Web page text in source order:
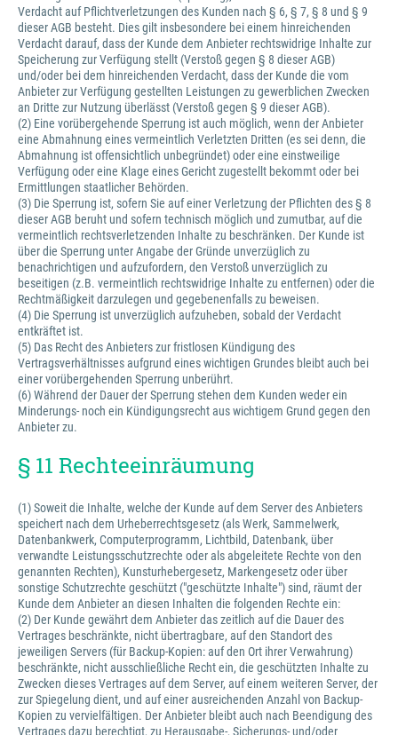
Verdacht auf Pflichtverletzungen des Kunden nach § 6, § 7, § 8 und § 9
dieser AGB besteht. Dies gilt insbesondere bei einem hinreichenden
Verdacht darauf, dass der Kunde dem Anbieter rechtswidrige Inhalte zur
Speicherung zur Verfügung stellt (Verstoß gegen § 8 dieser AGB)
und/oder bei dem hinreichenden Verdacht, dass der Kunde die vom
Anbieter zur Verfügung gestellten Leistungen zu gewerblichen Zwecken
an Dritte zur Nutzung überlässt (Verstoß gegen § 9 dieser AGB).
(2) Eine vorübergehende Sperrung ist auch möglich, wenn der Anbieter
eine Abmahnung eines vermeintlich Verletzten Dritten (es sei denn, die
Abmahnung ist offensichtlich unbegründet) oder eine einstweilige
Verfügung oder eine Klage eines Gericht zugestellt bekommt oder bei
Ermittlungen staatlicher Behörden.
(3) Die Sperrung ist, sofern Sie auf einer Verletzung der Pflichten des § 8
dieser AGB beruht und sofern technisch möglich und zumutbar, auf die
vermeintlich rechtsverletzenden Inhalte zu beschränken. Der Kunde ist
über die Sperrung unter Angabe der Gründe unverzüglich zu
benachrichtigen und aufzufordern, den Verstoß unverzüglich zu
beseitigen (z.B. vermeintlich rechtswidrige Inhalte zu entfernen) oder die
Rechtmäßigkeit darzulegen und gegebenenfalls zu beweisen.
(4) Die Sperrung ist unverzüglich aufzuheben, sobald der Verdacht
entkräftet ist.
(5) Das Recht des Anbieters zur fristlosen Kündigung des
Vertragsverhältnisses aufgrund eines wichtigen Grundes bleibt auch bei
einer vorübergehenden Sperrung unberührt.
(6) Während der Dauer der Sperrung stehen dem Kunden weder ein
Minderungs- noch ein Kündigungsrecht aus wichtigem Grund gegen den
Anbieter zu.
§ 11 Rechteeinräumung
(1) Soweit die Inhalte, welche der Kunde auf dem Server des Anbieters
speichert nach dem Urheberrechtsgesetz (als Werk, Sammelwerk,
Datenbankwerk, Computerprogramm, Lichtbild, Datenbank, über
verwandte Leistungsschutzrechte oder als abgeleitete Rechte von den
genannten Rechten), Kunsturhebergesetz, Markengesetz oder über
sonstige Schutzrechte geschützt ("geschützte Inhalte") sind, räumt der
Kunde dem Anbieter an diesen Inhalten die folgenden Rechte ein:
(2) Der Kunde gewährt dem Anbieter das zeitlich auf die Dauer des
Vertrages beschränkte, nicht übertragbare, auf den Standort des
jeweiligen Servers (für Backup-Kopien: auf den Ort ihrer Verwahrung)
beschränkte, nicht ausschließliche Recht ein, die geschützten Inhalte zu
Zwecken dieses Vertrages auf dem Server, auf einem weiteren Server, der
zur Spiegelung dient, und auf einer ausreichenden Anzahl von Backup-
Kopien zu vervielfältigen. Der Anbieter bleibt auch nach Beendigung des
Vertrages dazu berechtigt, zu Herausgabe-, Sicherungs- und/oder